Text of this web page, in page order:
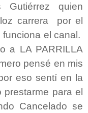
quien
carrera
por el
el canal.
a LA PARRILLA
pensé en mis
eso sentí en la
prestarme para el
Cancelado se